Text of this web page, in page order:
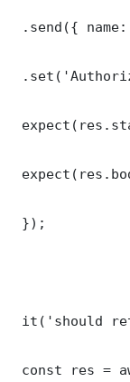
.send({
});
it('should
const res =